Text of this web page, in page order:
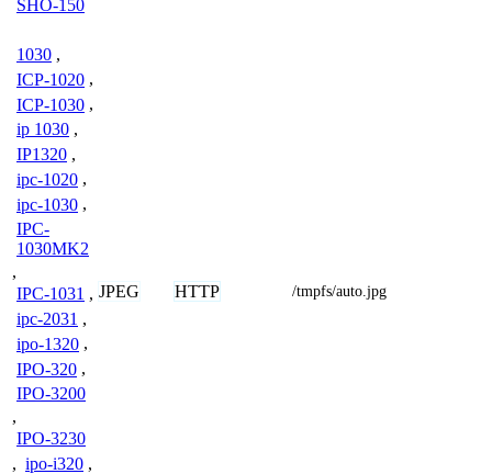
SHO-150
1030 ,
ICP-1020 ,
ICP-1030 ,
ip 1030 ,
IP1320 ,
ipc-1020 ,
ipc-1030 ,
IPC-
1030MK2
,
IPC-1031 ,
ipc-2031 ,
ipo-1320 ,
IPO-320 ,
IPO-3200
,
IPO-3230
, ipo-i320 ,
JPEG HTTP /tmpfs/auto.jpg